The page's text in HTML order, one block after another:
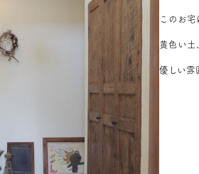
このお宅
黄色い土
優しい雰